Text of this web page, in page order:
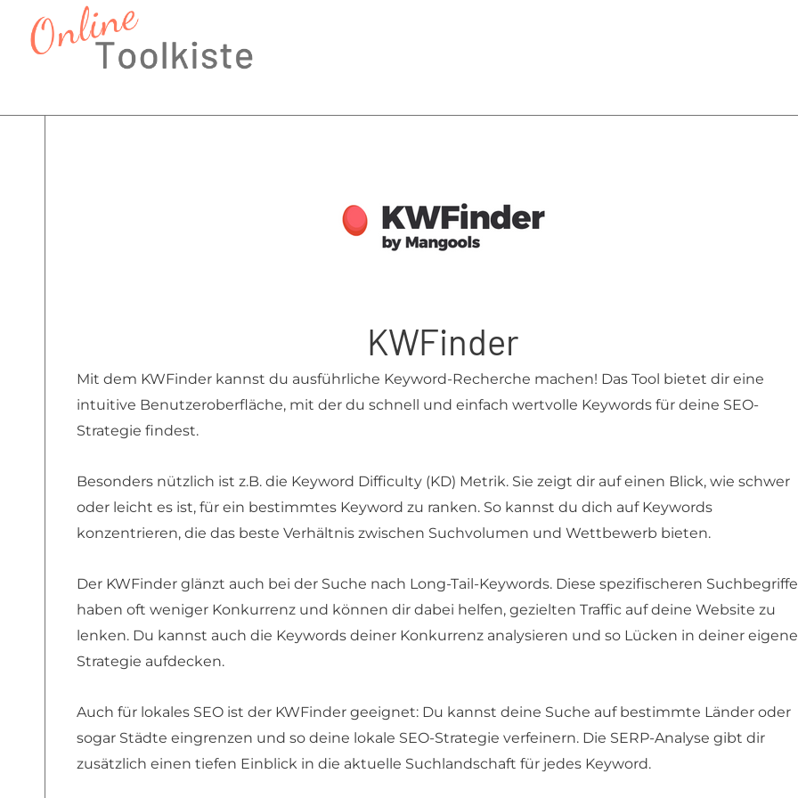
Inhalt
KWFinder
Mit dem KWFinder kannst du ausführliche Keyword-Recherche machen! Das Tool bietet dir eine
intuitive Benutzeroberfläche, mit der du schnell und einfach wertvolle Keywords für deine SEO-
Strategie findest.
Besonders nützlich ist z.B. die Keyword Difficulty (KD) Metrik. Sie zeigt dir auf einen Blick, wie schwer
oder leicht es ist, für ein bestimmtes Keyword zu ranken. So kannst du dich auf Keywords
konzentrieren, die das beste Verhältnis zwischen Suchvolumen und Wettbewerb bieten.
Der KWFinder glänzt auch bei der Suche nach Long-Tail-Keywords. Diese spezifischeren Suchbegriffe
haben oft weniger Konkurrenz und können dir dabei helfen, gezielten Traffic auf deine Website zu
lenken. Du kannst auch die Keywords deiner Konkurrenz analysieren und so Lücken in deiner
Strategie aufdecken.
Auch für lokales SEO ist der KWFinder geeignet: Du kannst deine Suche auf bestimmte Länder oder
sogar Städte eingrenzen und so deine lokale SEO-Strategie verfeinern. Die SERP-Analyse gibt dir
zusätzlich einen tiefen Einblick in die aktuelle Suchlandschaft für jedes Keyword.